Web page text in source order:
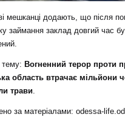
мешканці додають, що після
займання заклад довгий час
Вогненний терор проти
область втрачає мільйони
трави.
за матеріалами: odessa-